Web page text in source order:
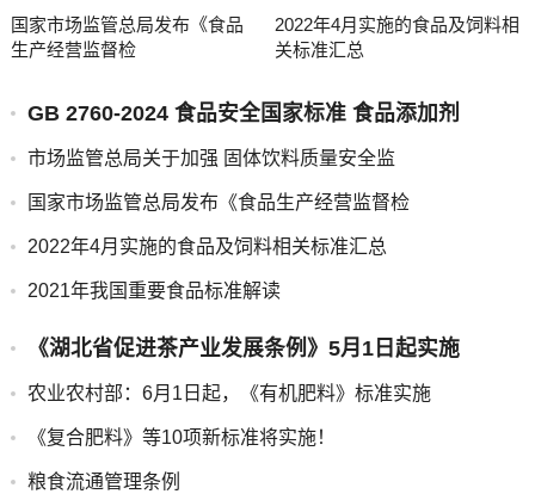
国家市场监管总局发布《食品
生产经营监督检
2022年4月实施的食品及饲料相
关标准汇总
GB 2760-2024 食品安全国家标准 食品添加剂
市场监管总局关于加强 固体饮料质量安全监
国家市场监管总局发布《食品生产经营监督检
2022年4月实施的食品及饲料相关标准汇总
2021年我国重要食品标准解读
《湖北省促进茶产业发展条例》5月1日起实施
农业农村部：6月1日起，《有机肥料》标准实施
《复合肥料》等10项新标准将实施！
粮食流通管理条例